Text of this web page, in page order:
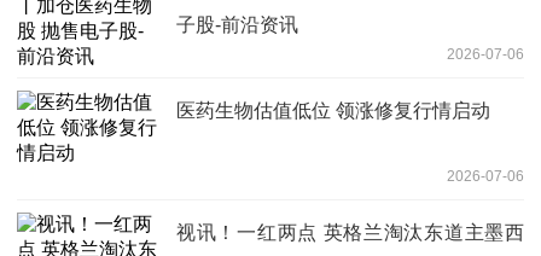
子股-前沿资讯
2026-07-06
医药生物估值低位 领涨修复行情启动
2026-07-06
视讯！一红两点 英格兰淘汰东道主墨西